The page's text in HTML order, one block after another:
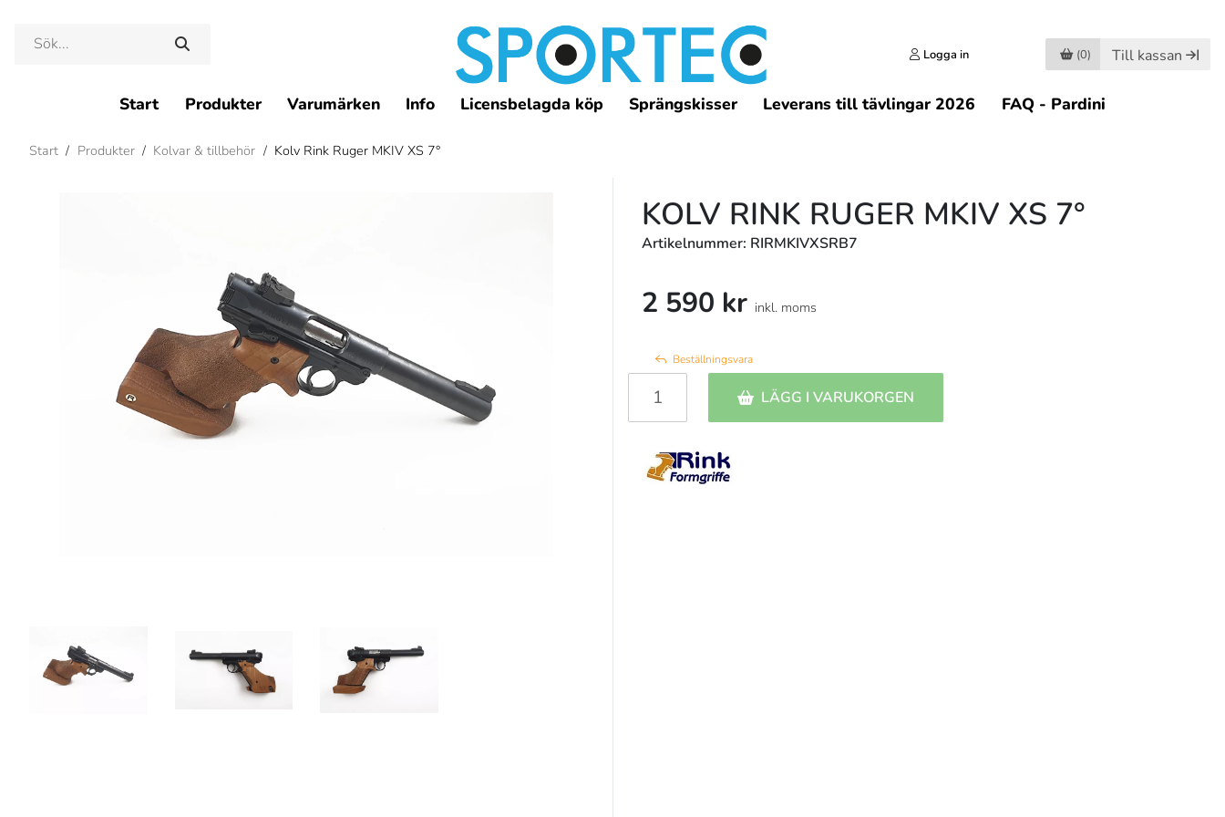
Logga in (0) Till kassan
Start Produkter Varumärken Info Licensbelagda köp Sprängskisser Leverans till tävlingar 2026 FAQ - Pardini
Start / Produkter / Kolvar & tillbehör / Kolv Rink Ruger MKIV XS 7°
KOLV RINK RUGER MKIV XS 7°
Artikelnummer: RIRMKIVXSRB7
2 590 kr inkl. moms
Beställningsvara
LÄGG I VARUKORGEN